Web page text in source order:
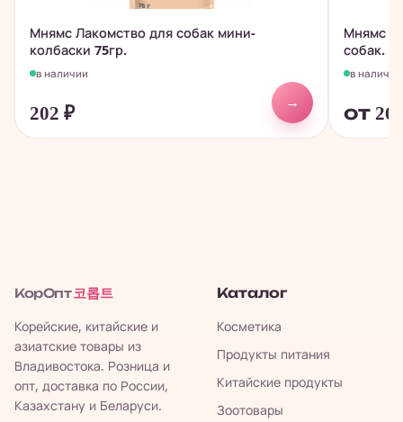
Мнямс Лакомство для собак мини-
колбаски 75гр.
в наличии
202 ₽
→
Мнямс
собак.
в наличии
от
КорОпт 코롭트
Корейские, китайские и
азиатские товары из
Владивостока. Розница и
опт, доставка по России,
Казахстану и Беларуси.
Каталог
Косметика
Продукты питания
Китайские продукты
Зоотовары